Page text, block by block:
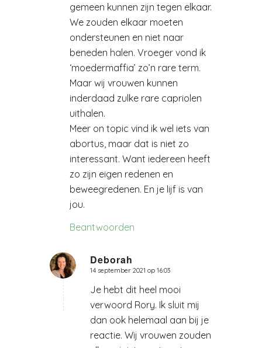
gemeen kunnen zijn tegen elkaar.
We zouden elkaar moeten
ondersteunen en niet naar
beneden halen. Vroeger vond ik
‘moedermaffia’ zo’n rare term.
Maar wij vrouwen kunnen
inderdaad zulke rare capriolen
uithalen.
Meer on topic vind ik wel iets van
abortus, maar dat is niet zo
interessant. Want iedereen heeft
zo zijn eigen redenen en
beweegredenen. En je lijf is van
jou.
Beantwoorden
Deborah
zegt:
14 september 2021 op 16:03
Je hebt dit heel mooi
verwoord Rory. Ik sluit mij
dan ook helemaal aan bij je
reactie. Wij vrouwen zouden